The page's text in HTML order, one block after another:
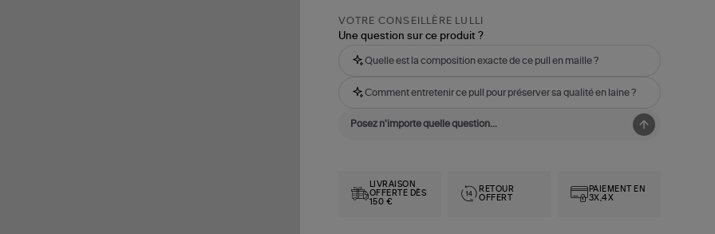
VOTRE CONSEILLÈRE LULLI
Une question sur ce produit ?
Quelle est la composition exacte de ce pull en maille ?
Comment entretenir ce pull pour préserver sa qualité en laine ?
LIVRAISON
OFFERTE DÈS
150 €
RETOUR
OFFERT
PAIEMENT EN
3X,4X